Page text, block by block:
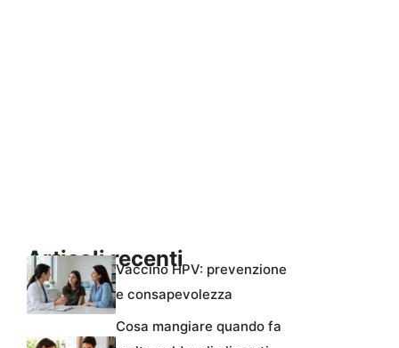
Articoli recentiVaccino HPV: prevenzione
e consapevolezza
Cosa mangiare quando fa